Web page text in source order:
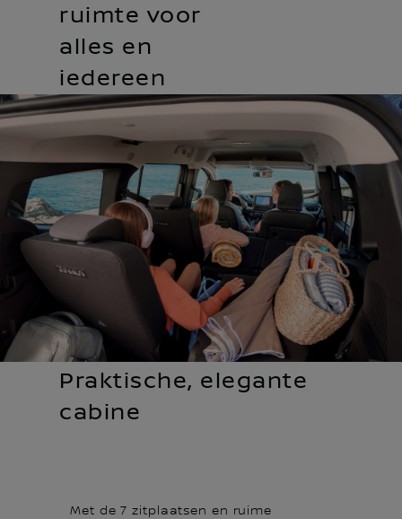
ruimte voor
alles en
iedereen
Praktische, elegante
cabine
Met de 7 zitplaatsen en ruime